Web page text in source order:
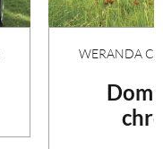
WERANDA
Dom